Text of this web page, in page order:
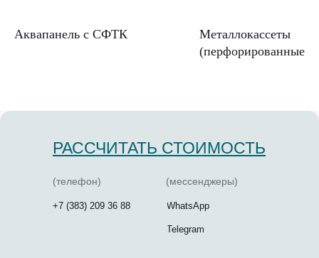
Аквапанель с СФТК
Металлокассеты
(перфорированные)
РАССЧИТАТЬ СТОИМОСТЬ
(телефон) (мессенджеры)
+7 (383) 209 36 88 WhatsApp
Telegram